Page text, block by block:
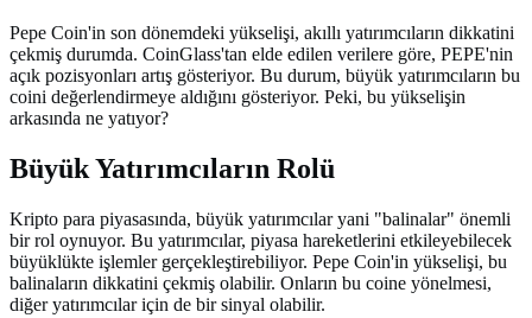
Pepe Coin'in son dönemdeki yükselişi, akıllı yatırımcıların dikkatini
çekmiş durumda. CoinGlass'tan elde edilen verilere göre, PEPE'nin
açık pozisyonları artış gösteriyor. Bu durum, büyük yatırımcıların bu
coini değerlendirmeye aldığını gösteriyor. Peki, bu yükselişin
arkasında ne yatıyor?
Büyük Yatırımcıların Rolü
Kripto para piyasasında, büyük yatırımcılar yani "balinalar" önemli
bir rol oynuyor. Bu yatırımcılar, piyasa hareketlerini etkileyebilecek
büyüklükte işlemler gerçekleştirebiliyor. Pepe Coin'in yükselişi, bu
balinaların dikkatini çekmiş olabilir. Onların bu coine yönelmesi,
diğer yatırımcılar için de bir sinyal olabilir.